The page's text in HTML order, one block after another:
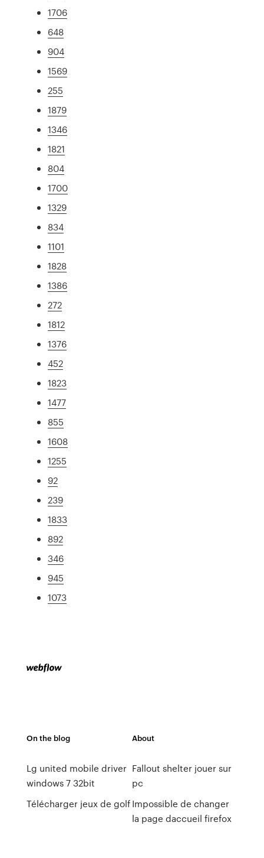
1706
648
904
1569
255
1879
1346
1821
804
1700
1329
834
1101
1828
1386
272
1812
1376
452
1823
1477
855
1608
1255
92
239
1833
892
346
945
1073
On the blog
Lg united mobile driver
windows 7 32bit
Télécharger jeux de golf
About
Fallout shelter jouer sur
pc
Impossible de changer
la page daccueil firefox